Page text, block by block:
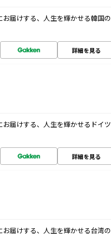
届けする、人生を輝かせる韓国の
詳細を見る
届けする、人生を輝かせるドイツ
詳細を見る
届けする、人生を輝かせる台湾の